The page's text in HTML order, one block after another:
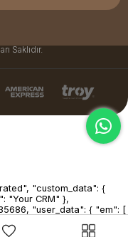
Saklıdır.
"custom_data": {
"Your CRM" },
"user_data": { "em": [